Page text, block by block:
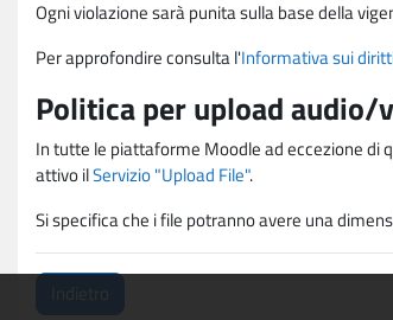
Ogni violazione sarà punita sulla base della
Per approfondire consulta l'Informativa sui
Politica per upload audio/
In tutte le piattaforme Moodle ad eccezione di
attivo ilServizio "Upload File".
Si specifica che i file potranno avere una
Indietro